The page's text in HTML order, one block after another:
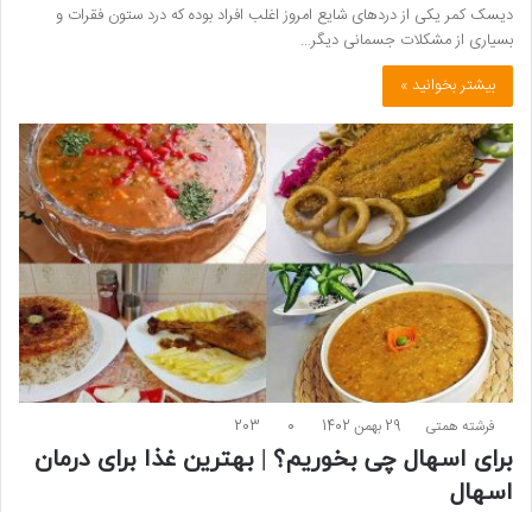
دیسک کمر یکی از دردهای شایع امروز اغلب افراد بوده که درد ستون فقرات و
بسیاری از مشکلات جسمانی دیگر…
بیشتر بخوانید »
فرشته همتی 29 بهمن 1402 0
203
برای اسهال چی بخوریم؟ | بهترین غذا برای درمان
اسهال